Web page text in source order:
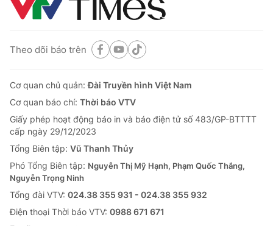
Theo dõi báo trên
Cơ quan chủ quản:Đài Truyền hình Việt Nam
Cơ quan báo chí: Thời báo VTV
Giấy phép hoạt động báo in và báo điện tử số 483/GP-BTTTT
cấp ngày 29/12/2023
Tổng Biên tập: Vũ Thanh Thủy
Phó Tổng Biên tập: Nguyễn Thị Mỹ Hạnh, Phạm Quốc Thắng,
Nguyễn Trọng Ninh
Tổng đài VTV: 024.38 355 931 - 024.38 355 932
Ðiện thoại Thời báo VTV: 0988 671 671